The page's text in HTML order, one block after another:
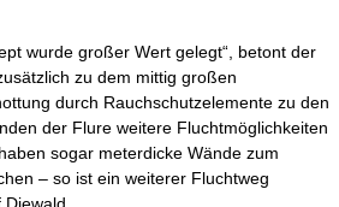
wurde großer Wert gelegt“, betont der
zu dem mittig großen
durch Rauchschutzelemente zu den
der Flure weitere Fluchtmöglichkeiten
sogar meterdicke Wände zum
– so ist ein weiterer Fluchtweg